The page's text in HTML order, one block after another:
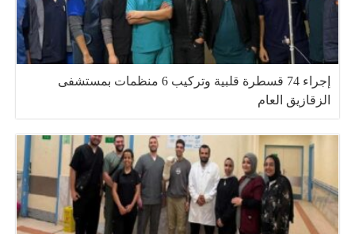
إجراء 74 قسطرة قلبية وتركيب 6 منظمات بمستشفى
الزقازيق العام